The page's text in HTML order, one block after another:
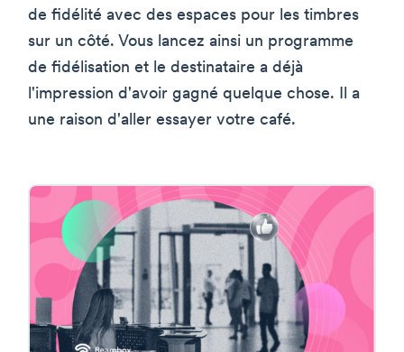
de fidélité avec des espaces pour les timbres
sur un côté. Vous lancez ainsi un programme
de fidélisation et le destinataire a déjà
l'impression d'avoir gagné quelque chose. Il a
une raison d'aller essayer votre café.